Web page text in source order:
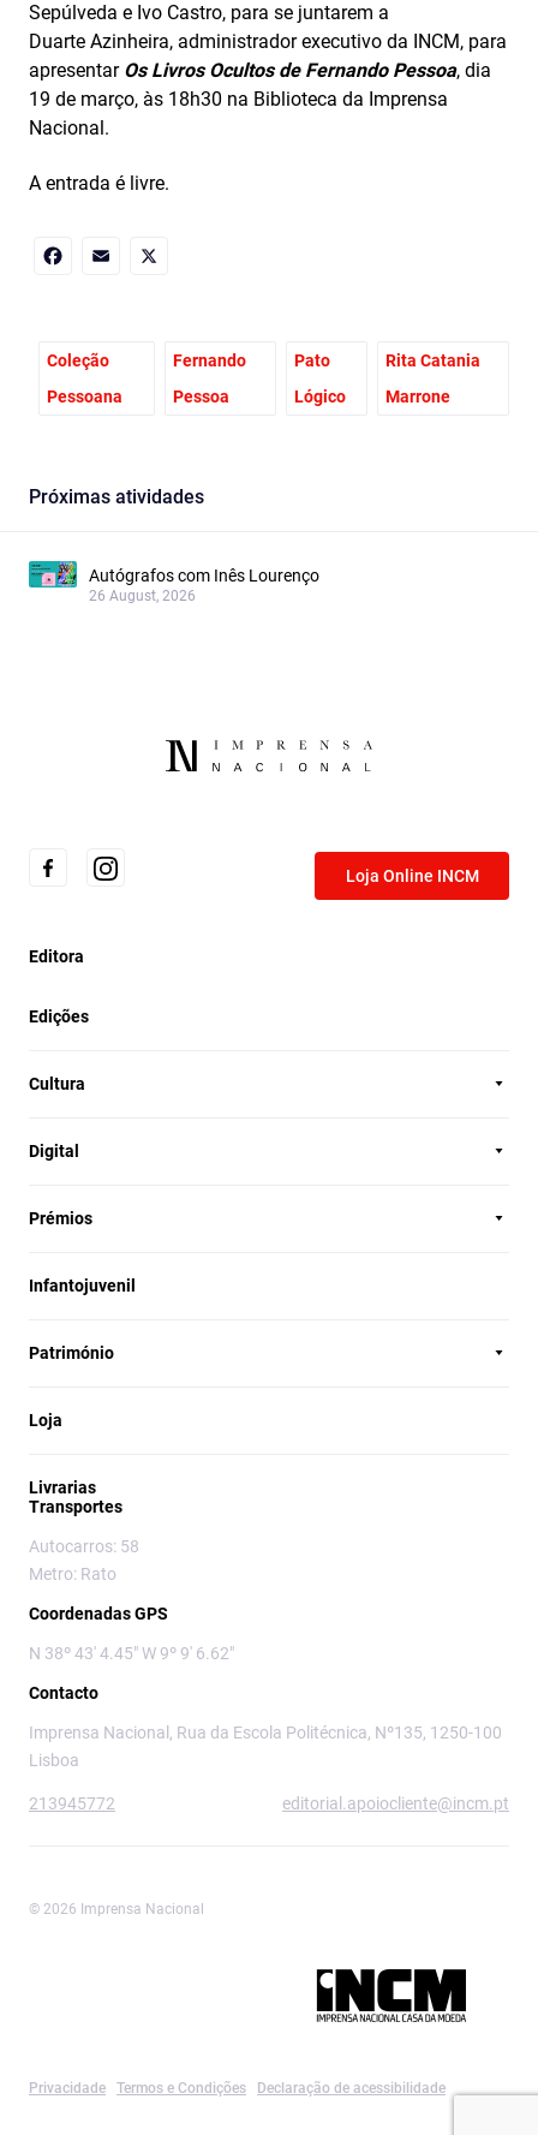
Sepúlveda e Ivo Castro, para se juntarem a
Duarte Azinheira, administrador executivo da INCM, para
apresentar Os Livros Ocultos de Fernando Pessoa, dia
19 de março, às 18h30 na Biblioteca da Imprensa
Nacional.
A entrada é livre.
Coleção
Pessoana
Fernando
Pessoa
Pato
Lógico
Rita Catania
Marrone
Próximas atividades
Autógrafos com Inês Lourenço
26 August, 2026
Loja Online INCM
Editora
Edições
Cultura
Digital
Prémios
Infantojuvenil
Património
Loja
Livrarias
Transportes
Autocarros: 58
Metro: Rato
Coordenadas GPS
N 38º 43' 4.45" W 9º 9' 6.62"
Contacto
Imprensa Nacional, Rua da Escola Politécnica, Nº135, 1250-100
Lisboa
213945772 editorial.apoiocliente@incm.pt
© 2026 Imprensa Nacional
Privacidade Termos e Condições Declaração de acessibilidade